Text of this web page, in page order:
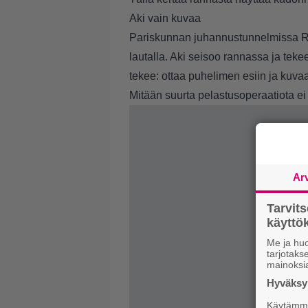
Aki vain kuvaa
Pariskunnan juhannustunnelmissa
lautalla. Aki seisoo rannassa ja
tekee: ottaa puhelimen esiin ja
Mitään suurta pelastusoperaatiota
Me ja